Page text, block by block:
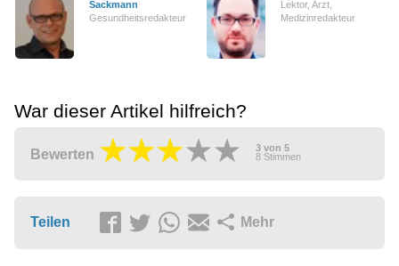
Sackmann
Gesundheitsredakteur
Lektor, Arzt,
Medizinredakteur
War dieser Artikel hilfreich?
Bewerten 3 von 5
8 Stimmen
Teilen Mehr